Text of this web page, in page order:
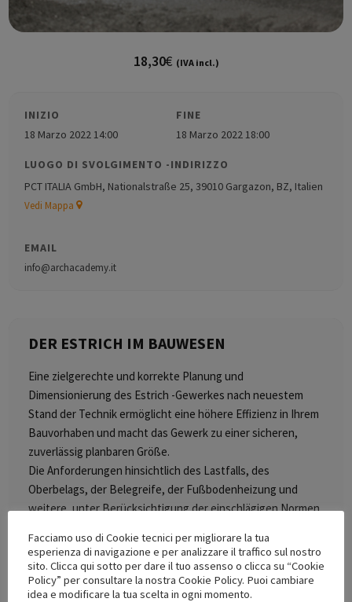
18,30€ (IVA incl.)
INIZIO
18 Marzo 2022 14:00
FINE
18 Marzo 2022 18:00
LUOGO DI SVOLGIMENTO -INDIRIZZO
PCT ITALIA GmbH, Nationalstraße 25, 39010 Gargazon, BZ, Italien
Vedi Mappa
EMAIL
info@archacademy.it
DER ESTRICH IM BAUWESEN
Eine zielgerechte und korrekte Planung und
Dimensionierung des Estrich -Gewerkes nach neuestem
Stand der Technik ermöglicht eine höhere Effizienz in Ihrem
Bauvorhaben und macht das Gewerk zu einer sicheren,
zuverlässig planbaren Größe.
Die Anforderungen hinsichtlich des Lastfalls, des
Oberbelags, der Belegreife, der Fußbodenheizung und
weitere, unter Berücksichtigung der einschlägigen Normen,
Progamminhalt:
Allgemeine Normen
Facciamo uso di Cookie tecnici per migliorare la tua
esperienza di navigazione e per analizzare il traffico sul nostro
sito. Clicca qui sotto per dare il tuo assenso o clicca su “Cookie
Policy” per consultare la nostra Cookie Policy. Puoi cambiare
idea e modificare la tua scelta in ogni momento.